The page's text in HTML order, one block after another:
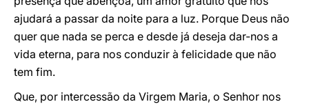
ajudará a passar da noite para a luz. Porque Deus não
quer que nada se perca e desde já deseja dar-nos a
vida eterna, para nos conduzir à felicidade que não
tem fim.
Que, por intercessão da Virgem Maria, o Senhor nos